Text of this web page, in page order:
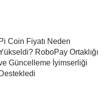
Pi Coin Fiyatı Neden
RoboPay Ortaklığı
Güncelleme İyimserliği
Destekledi